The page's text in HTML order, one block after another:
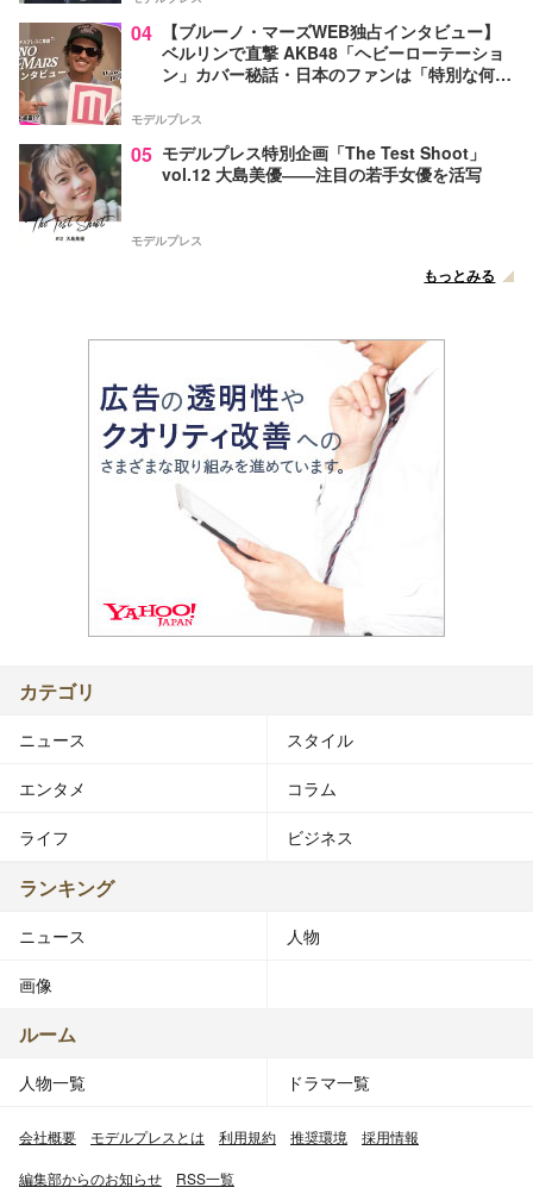
04
【ブルーノ・マーズWEB独占インタビュー】
ベルリンで直撃 AKB48「ヘビーローテーショ
ン」カバー秘話・日本のファンは「特別な何か
モデルプレス
05 モデルプレス特別企画「The Test Shoot」
vol.12 大島美優――注目の若手女優を活写
モデルプレス
もっとみる
カテゴリ
ニュース スタイル
エンタメ コラム
ライフ ビジネス
ランキング
ニュース 人物
画像
ルーム
人物一覧 ドラマ一覧
会社概要 モデルプレスとは 利用規約 推奨環境 採用情報
編集部からのお知らせ RSS一覧